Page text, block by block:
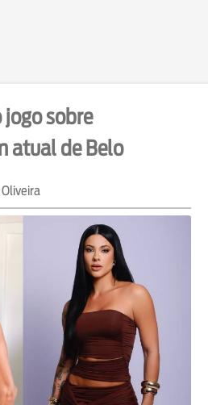
jogo sobre
atual de Belo